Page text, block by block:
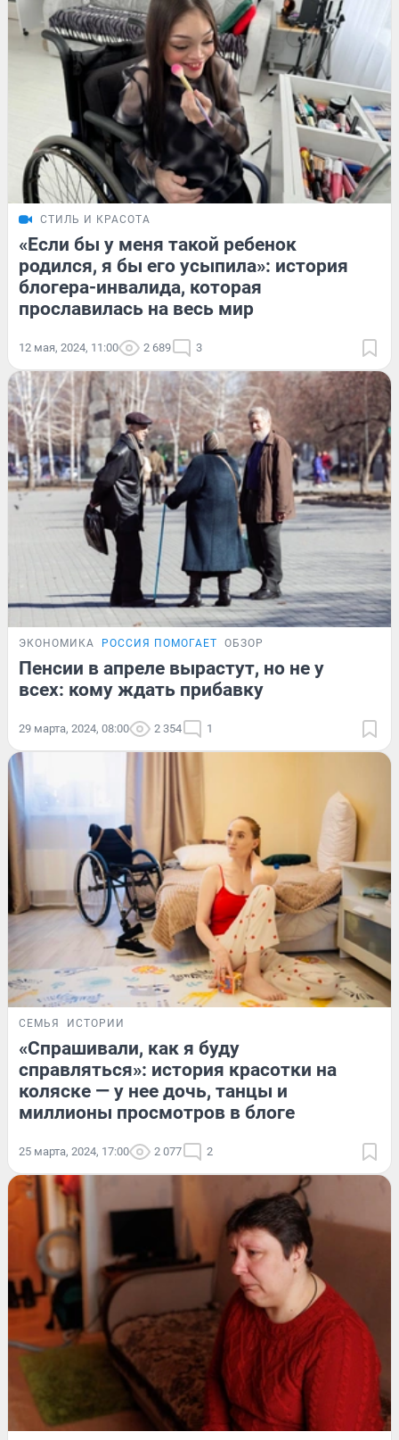
СТИЛЬ И КРАСОТА
«Если бы у меня такой ребенок
родился, я бы его усыпила»: история
блогера-инвалида, которая
прославилась на весь мир
12 мая, 2024, 11:00 2 689 3
ЭКОНОМИКА РОССИЯ ПОМОГАЕТ ОБЗОР
Пенсии в апреле вырастут, но не у
всех: кому ждать прибавку
29 марта, 2024, 08:00 2 354 1
СЕМЬЯ ИСТОРИИ
«Спрашивали, как я буду
справляться»: история красотки на
коляске — у нее дочь, танцы и
миллионы просмотров в блоге
25 марта, 2024, 17:00 2 077 2